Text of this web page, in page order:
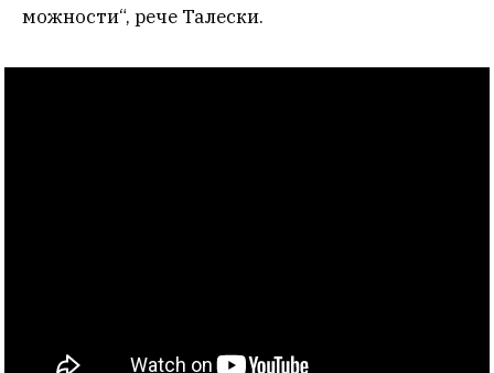
можности“, рече Талески.